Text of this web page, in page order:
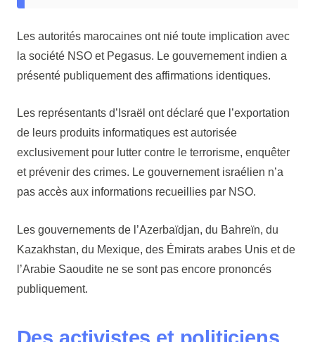
Les autorités marocaines ont nié toute implication avec
la société NSO et Pegasus. Le gouvernement indien a
présenté publiquement des affirmations identiques.
Les représentants d’Israël ont déclaré que l’exportation
de leurs produits informatiques est autorisée
exclusivement pour lutter contre le terrorisme, enquêter
et prévenir des crimes. Le gouvernement israélien n’a
pas accès aux informations recueillies par NSO.
Les gouvernements de l’Azerbaïdjan, du Bahreïn, du
Kazakhstan, du Mexique, des Émirats arabes Unis et de
l’Arabie Saoudite ne se sont pas encore prononcés
publiquement.